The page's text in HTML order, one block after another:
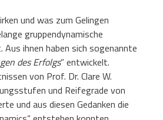
und was zum Gelingen
gruppendynamische
ihnen haben sich sogenannte
des Erfolgs” entwickelt.
von Prof. Dr. Clare W.
und Reifegrade von
und aus diesen Gedanken die